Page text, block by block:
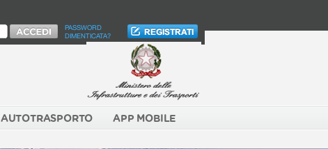
PASSWORD
DIMENTICATA?
AUTOTRASPORTO APP MOBILE